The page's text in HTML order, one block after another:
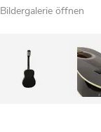
Bildergalerie öffnen